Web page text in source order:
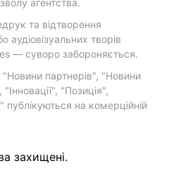
агентства.
та відтворення
аудіовізуальних творів
— суворо забороняється.
партнерів", "Новини
"Позиція",
на комерційній
захищені.